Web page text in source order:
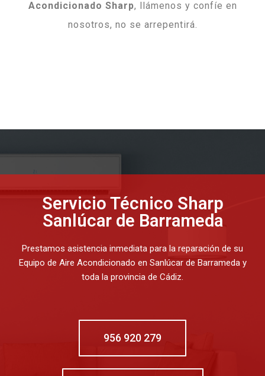
Acondicionado Sharp, llámenos y confíe en
nosotros, no se arrepentirá.
Servicio Técnico Sharp
Sanlúcar de Barrameda
Prestamos asistencia inmediata para la reparación de su
Equipo de Aire Acondicionado en Sanlúcar de Barrameda y
toda la provincia de Cádiz.
956 920 279